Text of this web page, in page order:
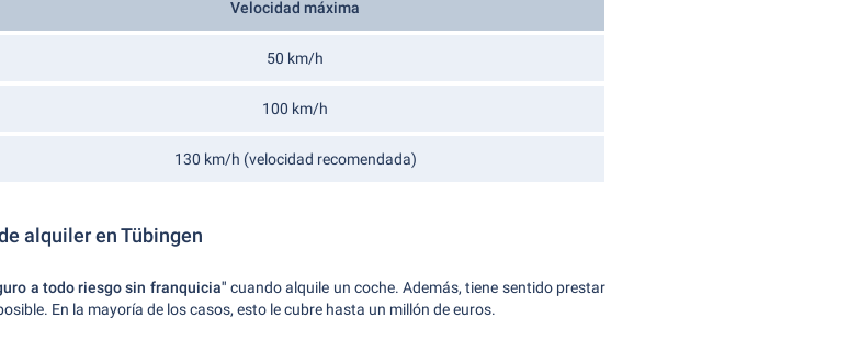
Velocidad máxima
50 km/h
100 km/h
130 km/h (velocidad recomendada)
alquiler en Tübingen
a todo riesgo sin franquicia" cuando alquile un coche. Además, tiene sentido prestar
En la mayoría de los casos, esto le cubre hasta un millón de euros.